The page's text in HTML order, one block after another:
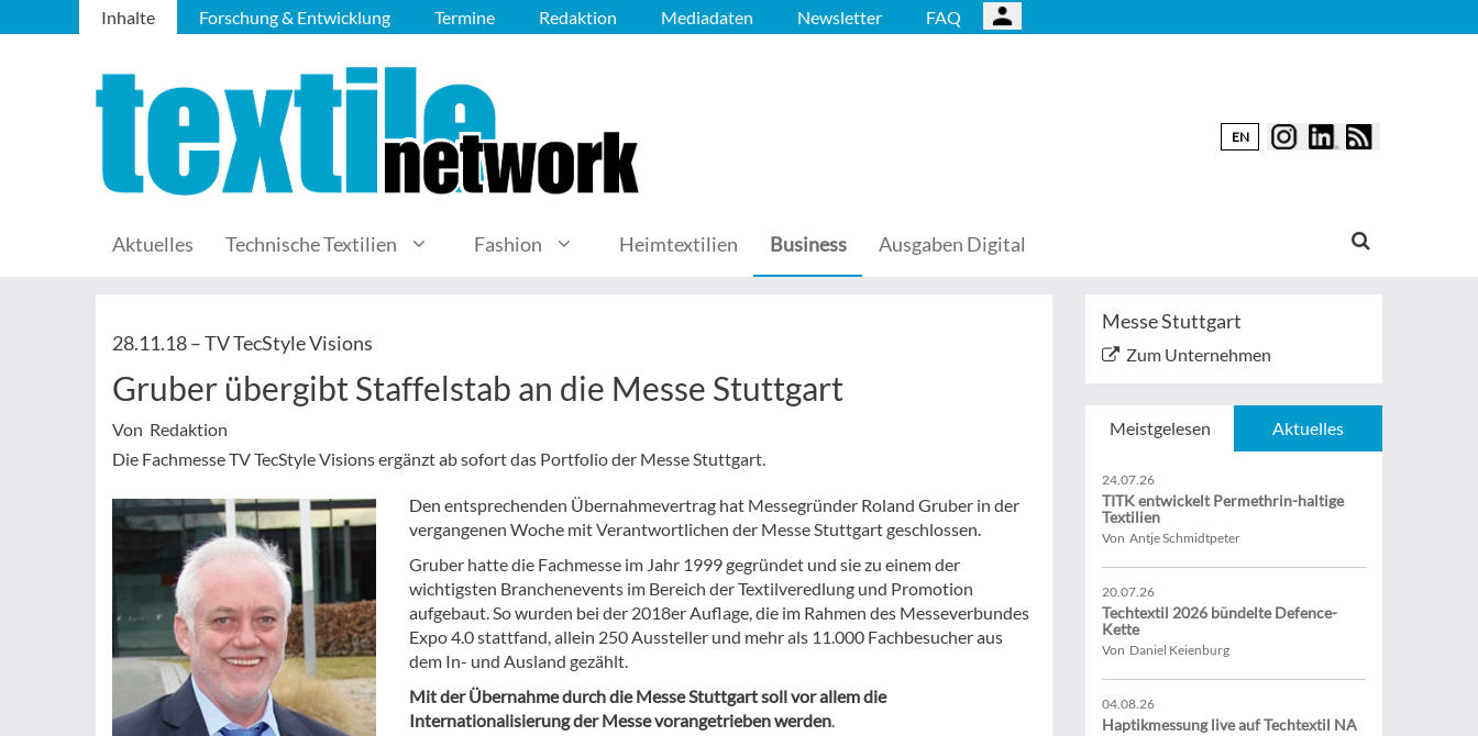
Inhalte Forschung & Entwicklung Termine Redaktion Mediadaten Newsletter FAQ
EN
Aktuelles Technische Textilien Fashion Heimtextilien Business Ausgaben Digital
28.11.18 –TV TecStyle Visions
Gruber übergibt Staffelstab an die Messe Stuttgart
Von Redaktion
Die Fachmesse TV TecStyle Visions ergänzt ab sofort das Portfolio der Messe Stuttgart.
Den entsprechenden Übernahmevertrag hat Messegründer Roland Gruber in der
vergangenen Woche mit Verantwortlichen der Messe Stuttgart geschlossen.
Gruber hatte die Fachmesse im Jahr 1999 gegründet und sie zu einem der
wichtigsten Branchenevents im Bereich der Textilveredlung und Promotion
aufgebaut. So wurden bei der 2018er Auflage, die im Rahmen des Messeverbundes
Expo 4.0 stattfand, allein 250 Aussteller und mehr als 11.000 Fachbesucher aus
dem In- und Ausland gezählt.
Mit der Übernahme durch die Messe Stuttgart soll vor allem die
Internationalisierung der Messe vorangetrieben werden.
Messe Stuttgart
Zum Unternehmen
Meistgelesen Aktuelles
24.07.26
TITK entwickelt Permethrin-haltige
Textilien
Von Antje Schmidtpeter
20.07.26
Techtextil 2026 bündelte Defence-
Kette
Von Daniel Keienburg
04.08.26
Haptikmessung live auf Techtextil NA